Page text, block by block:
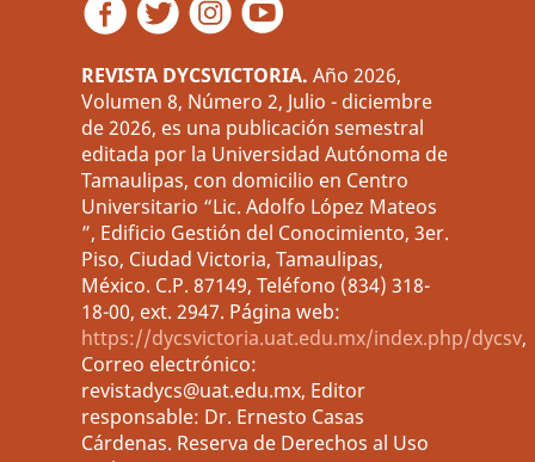
REVISTA DYCSVICTORIA. Año 2026,
Volumen 8, Número 2, Julio - diciembre
de 2026, es una publicación semestral
editada por la Universidad Autónoma de
Tamaulipas, con domicilio en Centro
Universitario “Lic. Adolfo López Mateos
”, Edificio Gestión del Conocimiento, 3er.
Piso, Ciudad Victoria, Tamaulipas,
México. C.P. 87149, Teléfono (834) 318-
18-00, ext. 2947. Página web:
https://dycsvictoria.uat.edu.mx/index.php/dycsv,
Correo electrónico:
revistadycs@uat.edu.mx, Editor
responsable: Dr. Ernesto Casas
Cárdenas. Reserva de Derechos al Uso